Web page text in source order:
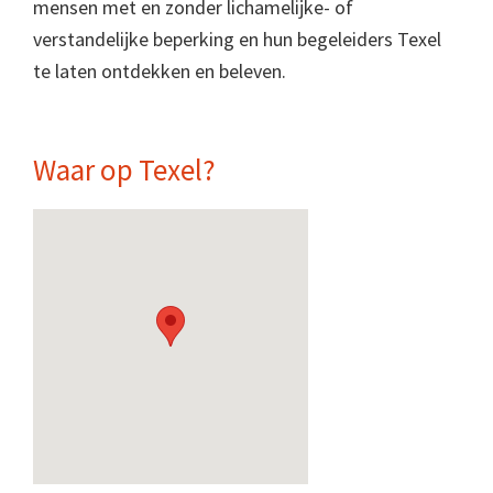
mensen met en zonder lichamelijke- of
verstandelijke beperking en hun begeleiders Texel
te laten ontdekken en beleven.
Waar op Texel?